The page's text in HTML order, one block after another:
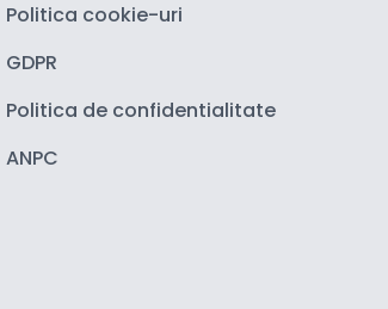
Politica cookie-uri
GDPR
Politica de confidentialitate
ANPC